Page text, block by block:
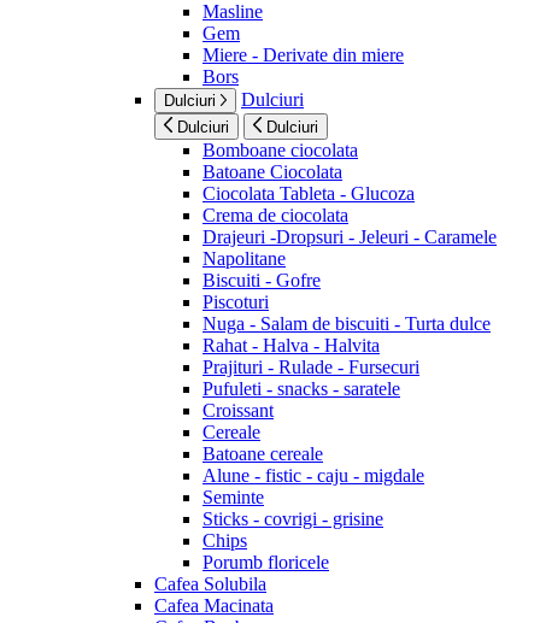
Masline
Gem
Miere - Derivate din miere
Bors
Dulciuri Dulciuri
Dulciuri Dulciuri
Bomboane ciocolata
Batoane Ciocolata
Ciocolata Tableta - Glucoza
Crema de ciocolata
Drajeuri -Dropsuri - Jeleuri - Caramele
Napolitane
Biscuiti - Gofre
Piscoturi
Nuga - Salam de biscuiti - Turta dulce
Rahat - Halva - Halvita
Prajituri - Rulade - Fursecuri
Pufuleti - snacks - saratele
Croissant
Cereale
Batoane cereale
Alune - fistic - caju - migdale
Seminte
Sticks - covrigi - grisine
Chips
Porumb floricele
Cafea Solubila
Cafea Macinata